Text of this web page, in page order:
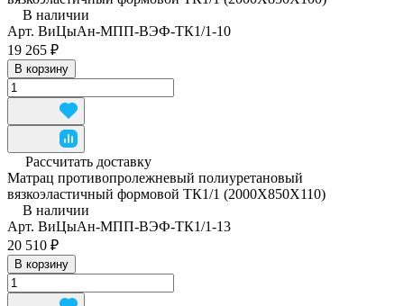
В наличии
Арт. ВиЦыАн-МПП-ВЭФ-ТК1/1-10
19 265 ₽
В корзину
Рассчитать доставку
Матрац противопролежневый полиуретановый
вязкоэластичный формовой ТК1/1 (2000Х850Х110)
В наличии
Арт. ВиЦыАн-МПП-ВЭФ-ТК1/1-13
20 510 ₽
В корзину